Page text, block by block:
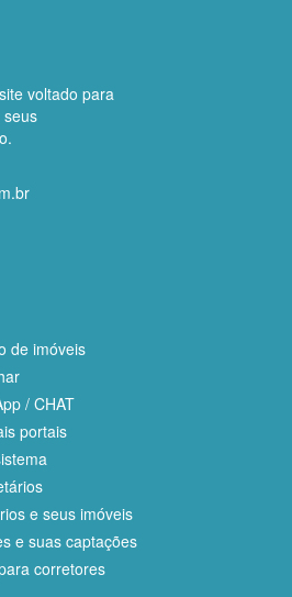
voltado para
seus
de imóveis
/ CHAT
portais
e seus imóveis
e suas captações
corretores